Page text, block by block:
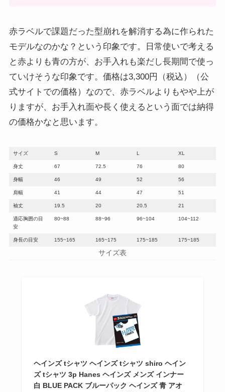
赤ラベルで課題だった型崩れを解消する為に作られた
モデルなのかな？という印象です。日常使いで考える
と赤よりも青の方が、お手入れも楽だし長期間で使っ
ていけそうな印象です。価格は3,300円（税込）（公
式サイトでの価格）なので、赤ラベルよりもやや上が
りますが、お手入れ面や長く使えるという面では納得
の価格かなと思います。
サイズ S M L XL
身丈 67 72.5 76 80
身幅 46 49 52 56
肩幅 41 44 47 51
袖丈 19.5 20 20.5 21
適応胸囲の目
安
80~88 88~96 96~104 104~112
身長の目安 155~165 165~175 175~185 175~185
サイズ表
ヘインズ tシャツ ヘインズ tシャツ shiro ヘイン
ズ tシャツ 3p Hanes ヘインズ メンズ インナー
白 BLUE PACK ブルーパック ヘインズ 青 アオ